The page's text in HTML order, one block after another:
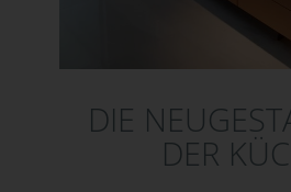
DIE
DER